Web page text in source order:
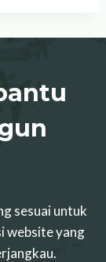
sesuai untuk
website yang